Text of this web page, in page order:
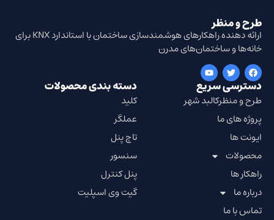
طرح و منظر
ارائه دهنده راهکارهای هوشمندسازی ساختمان با استاندارد KNX برای
خانه‌ها و ساختمان‌های مدرن
دسترسی سریع
طرح و منظرکالبد شهر
پروژه های ما
ایونت ها
محصولات
راهکار ها
درباره ما
تماس با ما
دسته بندی محصولات
کلید
عملگر
تاچ پنل
سنسور
پنل کنترل
گیت وی اسپلیت